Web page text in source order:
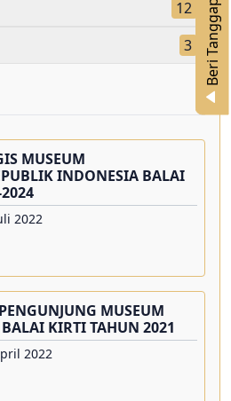
12
3
MUSEUM
INDONESIA BALAI
2022
MUSEUM
KIRTI TAHUN 2021
2022
n